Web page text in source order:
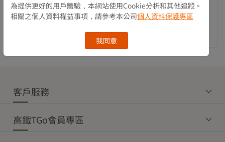
Price reduced from
NT$ 399to
NT$ 299
Price reduced from
NT$ 299to
NT$ 279
高鐵出貨
客戶服務
高鐵TGo會員專區
為提供更好的用戶體驗，本網站使用Cookie分析和其他追蹤。
相關之個人資料權益事項，請參考本公司個人資料保護專區
我同意